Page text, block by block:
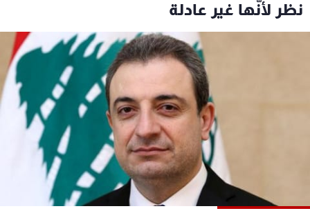
نظر لأنّها غير عادلة
إقتصاد
رياضة
شاهد البرامج
الترددات